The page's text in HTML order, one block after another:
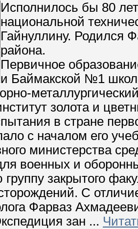
Исполнилось бы 80
национальной
Гайнуллину. Родился
района.
Первичное
и Баймакской №1
золота и
в стране
с началом его
министерства
военных и
группу закрытого
С
Фарваз
зан ...